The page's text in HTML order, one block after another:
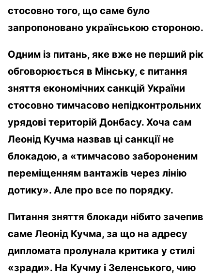
стосовно того, що саме було
запропоновано українською стороною.
Одним із питань, яке вже не перший рік
обговорюється в Мінську, є питання
зняття економічних санкцій України
стосовно тимчасово непідконтрольних
урядові територій Донбасу. Хоча сам
Леонід Кучма назвав ці санкції не
блокадою, а «тимчасово забороненим
переміщенням вантажів через лінію
дотику». Але про все по порядку.
Питання зняття блокади нібито зачепив
саме Леонід Кучма, за що на адресу
дипломата пролунала критика у стилі
«зради». На Кучму і Зеленського, чию